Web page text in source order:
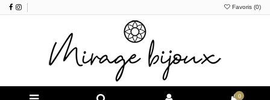
Favoris (0)
0